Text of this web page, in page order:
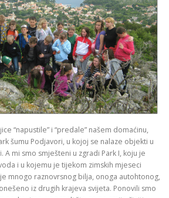
“napustile” i “predale” našem domaćinu,
šumu Podjavori, u kojoj se nalaze objekti u
A mi smo smješteni u zgradi Park I, koju je
i u kojemu je tijekom zimskih mjeseci
mnogo raznovrsnog bilja, onoga autohtonog,
iz drugih krajeva svijeta. Ponovili smo